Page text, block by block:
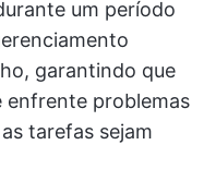
um período
garantindo que
enfrente problemas
tarefas sejam